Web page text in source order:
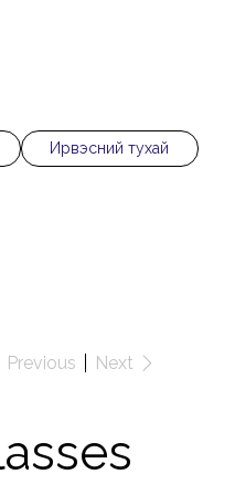
Ирвэсний тухай
Previous Next